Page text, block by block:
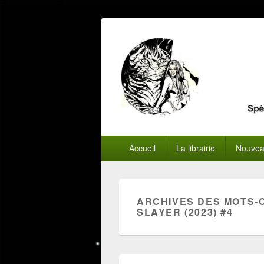
principalAccueil La librairie
ARCHIVES DES
SLAYER (2023) #4